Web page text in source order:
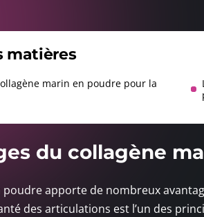
matières
marin en poudre pour la
du collagène
poudre apporte de nombreux
des articulations est l’un des